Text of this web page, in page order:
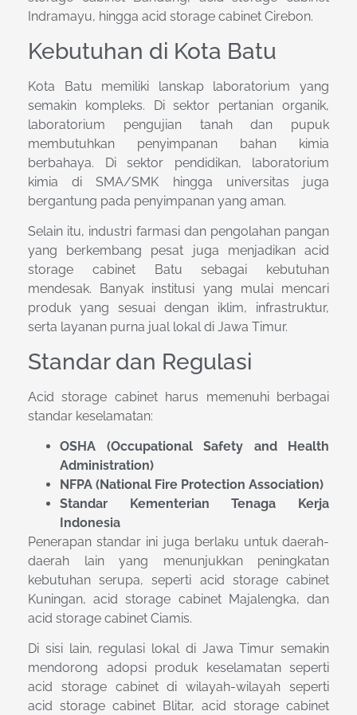
Indramayu, hingga acid storage cabinet Cirebon.
Kebutuhan di Kota Batu
Kota Batu memiliki lanskap laboratorium yang
semakin kompleks. Di sektor pertanian organik,
laboratorium pengujian tanah dan pupuk
membutuhkan penyimpanan bahan kimia
berbahaya. Di sektor pendidikan, laboratorium
kimia di SMA/SMK hingga universitas juga
bergantung pada penyimpanan yang aman.
Selain itu, industri farmasi dan pengolahan pangan
yang berkembang pesat juga menjadikan acid
storage cabinet Batu sebagai kebutuhan
mendesak. Banyak institusi yang mulai mencari
produk yang sesuai dengan iklim, infrastruktur,
serta layanan purna jual lokal di Jawa Timur.
Standar dan Regulasi
Acid storage cabinet harus memenuhi berbagai
standar keselamatan:
OSHA (Occupational Safety and Health
Administration)
NFPA (National Fire Protection Association)
Standar Kementerian Tenaga Kerja
Indonesia
Penerapan standar ini juga berlaku untuk daerah-
daerah lain yang menunjukkan peningkatan
kebutuhan serupa, seperti acid storage cabinet
Kuningan, acid storage cabinet Majalengka, dan
acid storage cabinet Ciamis.
Di sisi lain, regulasi lokal di Jawa Timur semakin
mendorong adopsi produk keselamatan seperti
acid storage cabinet di wilayah-wilayah seperti
acid storage cabinet Blitar, acid storage cabinet